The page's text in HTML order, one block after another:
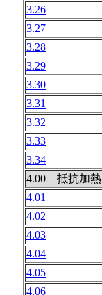
3.26
3.27
3.28
3.29
3.30
3.31
3.32
3.33
3.34
4.00 抵抗加熱
4.01
4.02
4.03
4.04
4.05
4.06